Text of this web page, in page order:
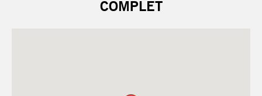
COMPLET